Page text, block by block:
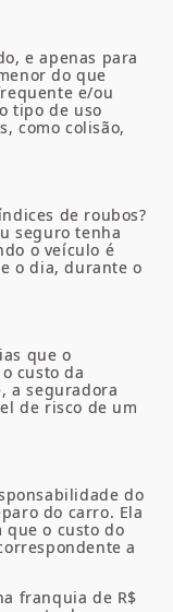
e apenas para
do que
e/ou
tipo de uso
como colisão,
de roubos?
seguro tenha
o veículo é
o dia, durante o
que o
custo da
a seguradora
de risco de um
do
do carro. Ela
que o custo do
a
franquia de R$